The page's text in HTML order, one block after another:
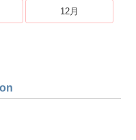
12月